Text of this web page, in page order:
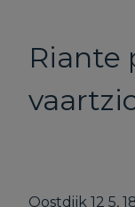
Riante
Oostdijk 12 5,